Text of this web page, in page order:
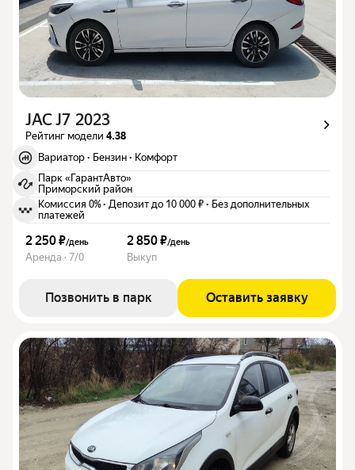
JAC J7 2023
Рейтинг модели 4.38
Вариатор · Бензин · Комфорт
Парк «ГарантАвто»
Приморский район
Комиссия 0%· Депозит до 10 000 ₽ · Без дополнительных
платежей
2 250 ₽/день
Аренда · 7/0
2 850 ₽/день
Выкуп
Позвонить в парк Оставить заявку